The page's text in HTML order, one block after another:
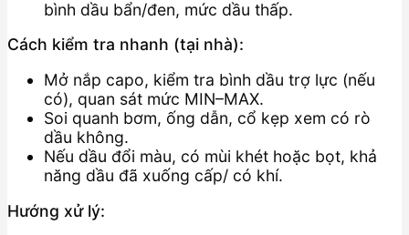
bình dầu bẩn/đen, mức dầu thấp.
Cách kiểm tra nhanh (tại nhà):
Mở nắp capo, kiểm tra bình dầu trợ lực (nếu
có), quan sát mức MIN–MAX.
Soi quanh bơm, ống dẫn, cổ kẹp xem có rò
dầu không.
Nếu dầu đổi màu, có mùi khét hoặc bọt, khả
năng dầu đã xuống cấp/ có khí.
Hướng xử lý: